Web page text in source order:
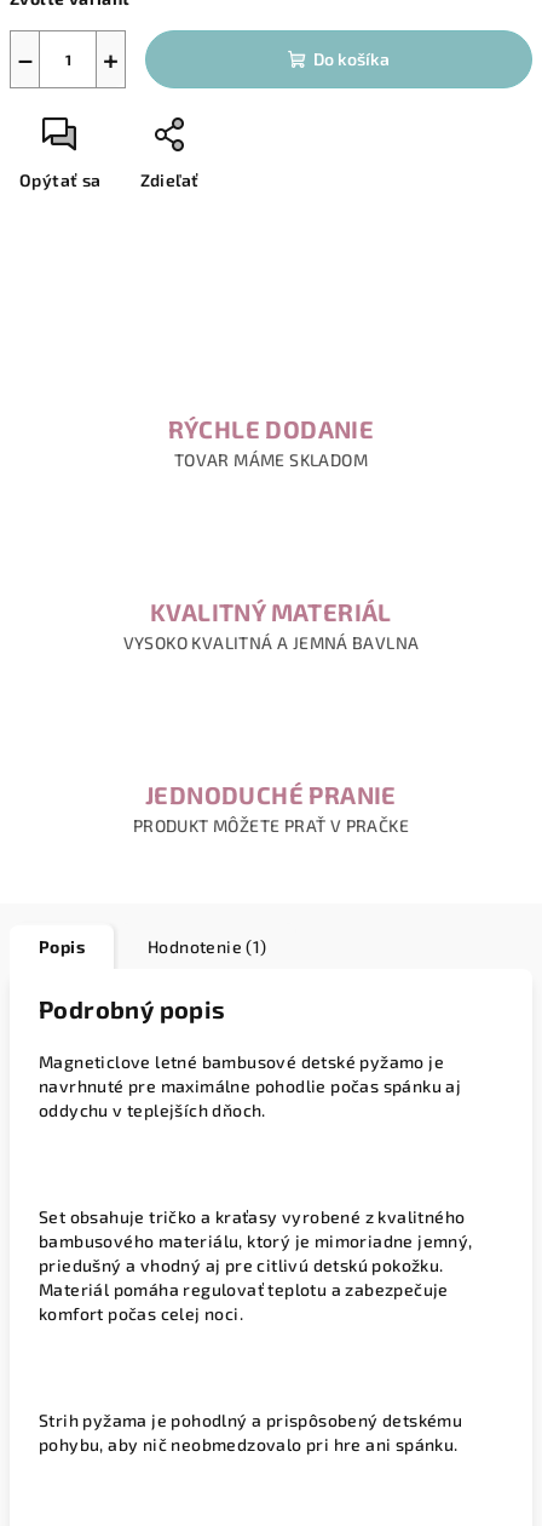
+
− Do košíka
Opýtať sa Zdieľať
RÝCHLE DODANIE
TOVAR MÁME SKLADOM
KVALITNÝ MATERIÁL
VYSOKO KVALITNÁ A JEMNÁ BAVLNA
JEDNODUCHÉ PRANIE
PRODUKT MÔŽETE PRAŤ V PRAČKE
Popis Hodnotenie (1)
Podrobný popis
Magneticlove letné bambusové detské pyžamo je
navrhnuté pre maximálne pohodlie počas spánku aj
oddychu v teplejších dňoch.
Set obsahuje tričko a kraťasy vyrobené z kvalitného
bambusového materiálu, ktorý je mimoriadne jemný,
priedušný a vhodný aj pre citlivú detskú pokožku.
Materiál pomáha regulovať teplotu a zabezpečuje
komfort počas celej noci.
Strih pyžama je pohodlný a prispôsobený detskému
pohybu, aby nič neobmedzovalo pri hre ani spánku.